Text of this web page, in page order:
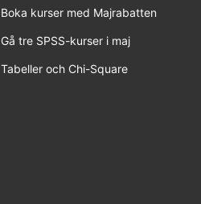
Boka kurser med Majrabatten
Gå tre SPSS-kurser i maj
Tabeller och Chi-Square